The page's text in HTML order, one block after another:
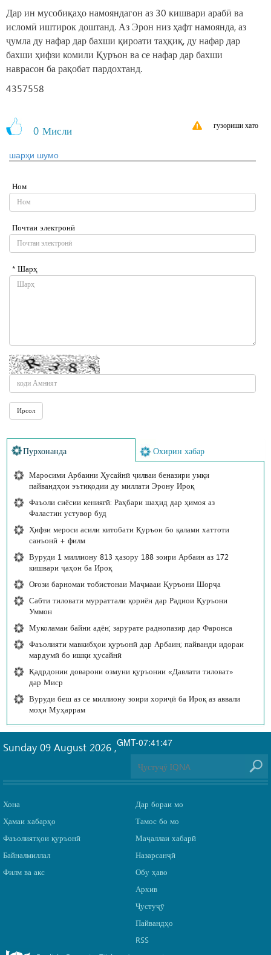
Дар ин мусобиқаҳо намояндагон аз 30 кишвари арабӣ ва
исломӣ иштирок доштанд. Аз Эрон низ ҳафт намоянда, аз
ҷумла ду нафар дар бахши қироати таҳқиқ, ду нафар дар
бахши ҳифзи комили Қуръон ва се нафар дар бахши
наврасон ба рақобат пардохтанд.
4357558
0 Мисли гузориши хато
шарҳи шумо
Ном
Почтаи электронӣ
* Шарҳ
Пурхонанда Охирин хабар
Маросими Арбаини Ҳусайнӣ ҷилваи беназири умқи
пайвандҳои эътиқодии ду миллати Эрону Ироқ
Фаъоли сиёсии кениягӣ: Раҳбари шаҳид дар ҳимоя аз
Фаластин устувор буд
Ҳифзи мероси асили китобати Қуръон бо қалами хаттоти
санъонӣ + филм
Вуруди 1 миллиону 813 ҳазору 188 зоири Арбаин аз 172
кишвари ҷаҳон ба Ироқ
Оғози барномаи тобистонаи Маҷмааи Қуръони Шорҷа
Сабти тиловати мурраттали қориён дар Радиои Қуръони
Уммон
Муколамаи байни адён; зарурате раднопазир дар Фаронса
Фаъолияти мавкибҳои қуръонӣ дар Арбаин; пайванди идораи
мардумӣ бо ишқи ҳусайнӣ
Қадрдонии доварони озмуни қуръонии «Давлати тиловат»
дар Миср
Вуруди беш аз се миллиону зоири хориҷӣ ба Ироқ аз аввали
моҳи Муҳаррам
GMT-07:41:47
Sunday 09 August 2026 ,
Хона
Ҳамаи хабарҳо
Фаъолиятҳои қуръонӣ
Байналмиллал
Филм ва акс
Дар бораи мо
Тамос бо мо
Маҷаллаи хабарӣ
Назарсанҷӣ
Обу ҳаво
Архив
Ҷустуҷӯ
Пайвандҳо
RSS